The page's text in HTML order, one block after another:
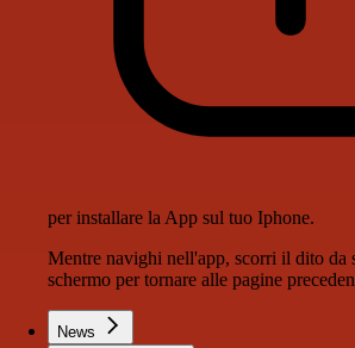
per installare la App sul tuo Iphone.
Mentre navighi nell'app, scorri il dito da
schermo per tornare alle pagine
News